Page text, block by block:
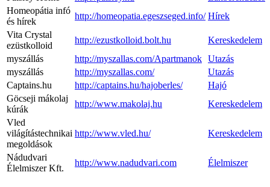
Homeopátia infó
és hírek
http://homeopatia.egeszseged.info/ Hírek
Vita Crystal
ezüstkolloid
http://ezustkolloid.bolt.hu
Kereskedelem
myszállás
http://myszallas.com/Apartmanok Utazás
myszállás
http://myszallas.com/
Utazás
Captains.hu
http://captains.hu/hajoberles/
Hajó
Göcseji mákolaj
kúrák
http://www.makolaj.hu
Kereskedelem
Vled
világítástechnikai
megoldások
http://www.vled.hu/ Kereskedelem
Nádudvari
Élelmiszer Kft.
http://www.nadudvari.com Élelmiszer